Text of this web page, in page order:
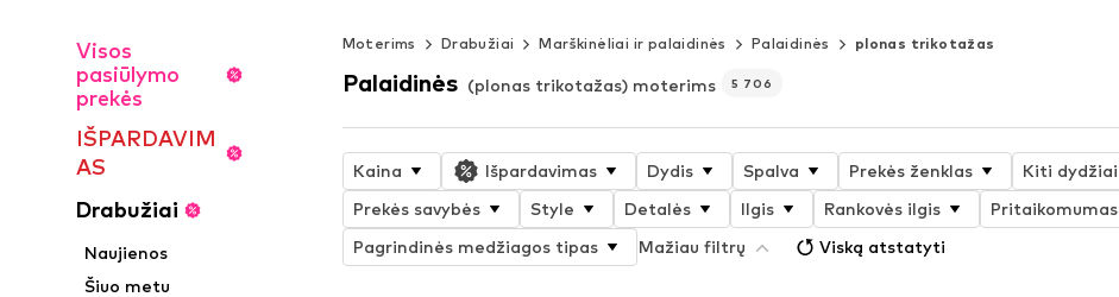
Visos
pasiūlymo
prekės
IŠPARDAVIM
AS
Drabužiai
Naujienos
Šiuo metu
Moterims Drabužiai Marškinėliai ir palaidinės Palaidinės plonas trikotažas
Palaidinės (plonas trikotažas) moterims 5 706
Kaina Išpardavimas Dydis Spalva Prekės ženklas Kiti dydžiai
Prekės savybės
Style Detalės Ilgis Rankovės ilgis Pritaikomumas
Pagrindinės medžiagos tipas
Mažiau filtrų Viską atstatyti